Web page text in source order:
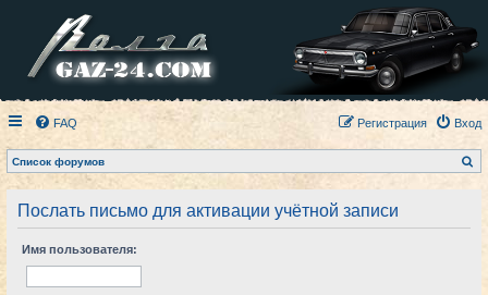
FAQ Вход
Регистрация
Список форумов
о
Послать письмо для активации учётной записи
Имя пользователя: